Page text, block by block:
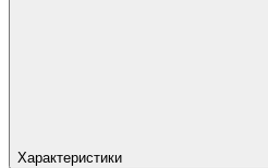
Характеристики